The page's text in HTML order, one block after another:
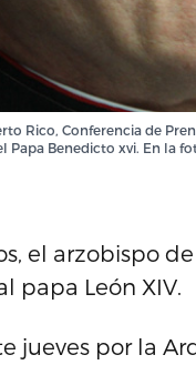
Rico, Conferencia de
Benedicto xvi. En la
el arzobispo
papa León XIV.
jueves por la